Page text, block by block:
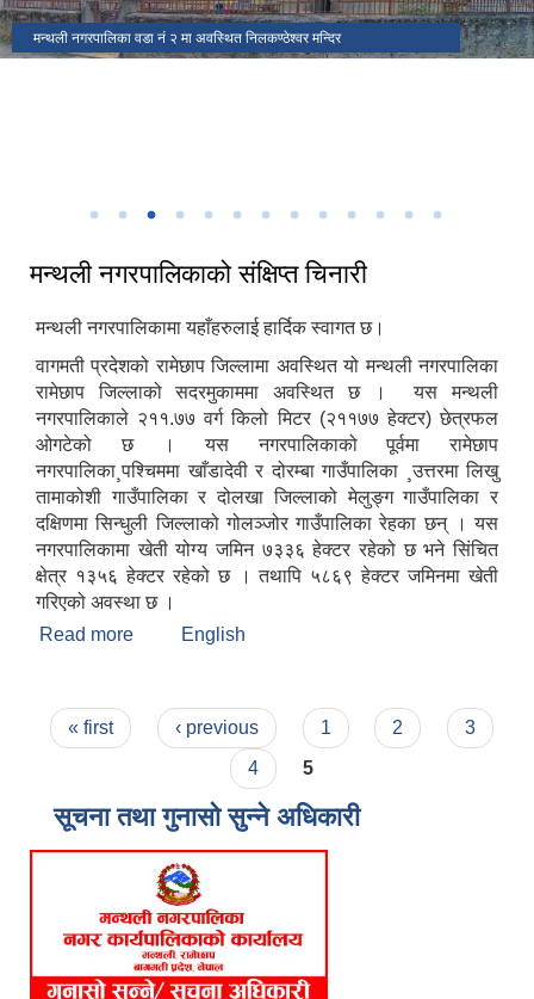
निकृष्ट बालश्रममुक्त, बालविवाहमुक्त, अनिवार्य तथा निःशुल्क शिक्षा सुनिश्चितता र
मन्थली नगरपालिकाको प्रशासकीय भवन
मन्थली नगरपालिका वडा नं २ मा अवस्थित निलकण्ठेश्वर मन्दिर
ढिकुरीदेवी मन्दिर भटौली
थानापती महादेव मन्दिर मनपा ५ सुनारपानी
थानापती महादेव मन्दिर पुरानागाँउ मनपा ९
मन्थली नगरपालिका वडा नं ८ मा अवस्थित चिसापानीगढी
मकैको खेती पुस्तकका लेखक(साहित्यिक सहिद) सुब्बा कृष्णलाल अधिकारीको
जन्मस्थान
हर्रेचिण्डे फुलासी
नगरपालिका कार्यालयबाट तामाकोशी नदी
मन्थली नगरपालिकाको संक्षिप्त चिनारी
मन्थली नगरपालिकामा यहाँहरुलाई हार्दिक स्वागत छ।
वागमती प्रदेशको रामेछाप जिल्लामा अवस्थित यो मन्थली नगरपालिका
रामेछाप जिल्लाको सदरमुकाममा अवस्थित छ । यस मन्थली
नगरपालिकाले २११.७७ वर्ग किलो मिटर (२११७७ हेक्टर) छेत्रफल
ओगटेको छ । यस नगरपालिकाको पूर्वमा रामेछाप
नगरपालिका¸पश्चिममा खाँडादेवी र दोरम्बा गाउँपालिका ¸उत्तरमा लिखु
तामाकोशी गाउँपालिका र दोलखा जिल्लाको मेलुङ्ग गाउँपालिका र
दक्षिणमा सिन्धुली जिल्लाको गोलञ्जोर गाउँपालिका रेहका छन् । यस
नगरपालिकामा खेती योग्य जमिन ७३३६ हेक्टर रहेको छ भने सिंचित
क्षेत्र १३५६ हेक्टर रहेको छ । तथापि ५८६९ हेक्टर जमिनमा खेती
गरिएको अवस्था छ ।
Read more about मन्थली नगरपालिकाको संक्षिप्त चिनारी
English
Pages
« first ‹ previous 1 2
3
4
5
सूचना तथा गुनासो सुन्ने अधिकारी